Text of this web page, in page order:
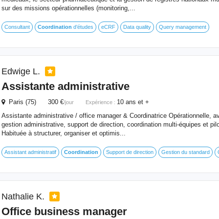
sur des missions opérationnelles (monitoring,...
Consultant Coordination d’études eCRF Data quality Query management
Edwige L.
Assistante administrative
Paris (75) 300 €/jour Expérience : 10 ans et +
Assistante administrative / office manager & Coordinatrice Opérationnelle,
gestion administrative, support de direction, coordination multi-équipes et
Habituée à structurer, organiser et optimis...
Assistant administratif Coordination Support de direction Gestion du standard
Nathalie K.
Office business manager